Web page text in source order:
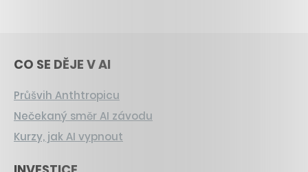
CO SE DĚJE V AI
Průšvih Anthtropicu
Nečekaný směr AI závodu
Kurzy, jak AI vypnout